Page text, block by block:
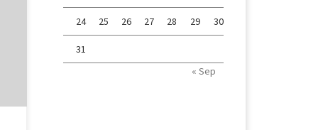
24 25 26 27 28 29 30
31
« Sep